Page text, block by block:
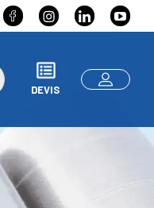
DEVIS